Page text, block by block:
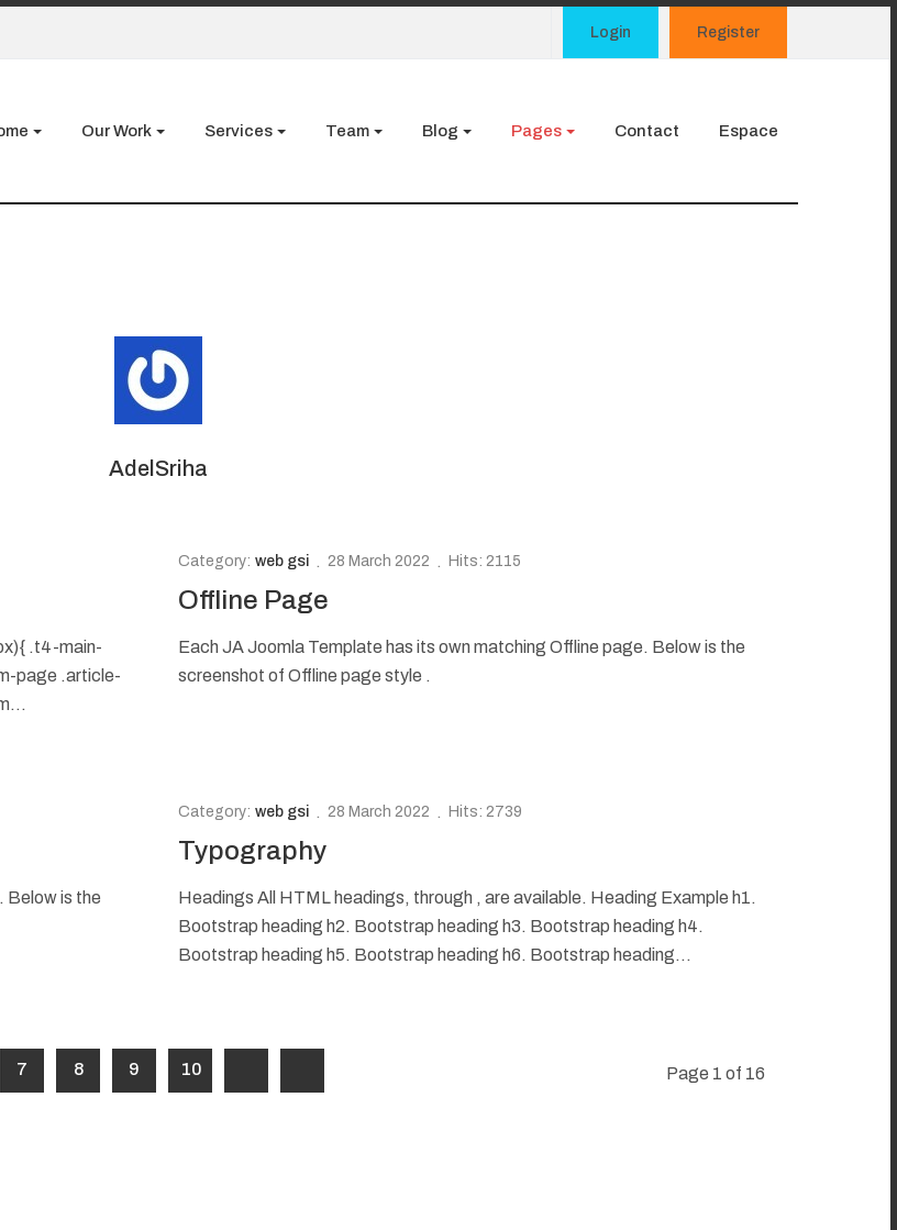
Login Register
Our Work Services Team Blog Pages Contact Espace
AdelSriha
.t4-main-
page .article-
Offline Page
Category: web gsi 28 March 2022 Hits: 2115
Each JA Joomla Template has its own matching Offline page. Below is the
screenshot of Offline page style .
Below is the
Typography
Category: web gsi 28 March 2022 Hits: 2739
Headings All HTML headings, through , are available. Heading Example h1.
Bootstrap heading h2. Bootstrap heading h3. Bootstrap heading h4.
Bootstrap heading h5. Bootstrap heading h6. Bootstrap heading...
7 8 9 10 Page 1 of 16